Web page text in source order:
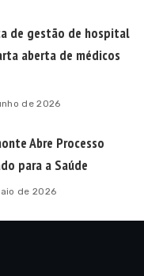
de gestão de hospital
aberta de médicos
de 2026
Abre Processo
para a Saúde
de 2026